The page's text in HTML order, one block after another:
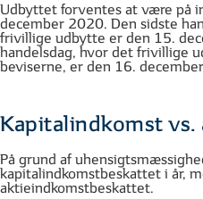
Udbyttet forventes at være på
december 2020. Den sidste
frivillige udbytte er den 15.
handelsdag, hvor det frivillige
beviserne, er den 16.
Kapitalindkomst
På grund af
kapitalindkomstbeskattet i år,
aktieindkomstbeskattet.